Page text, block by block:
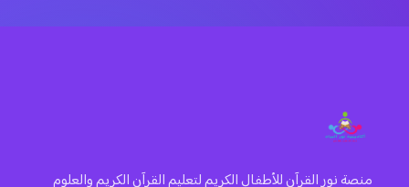
منصة نور القرآن للأطفال الكريم لتعليم القرآن الكريم والعلوم